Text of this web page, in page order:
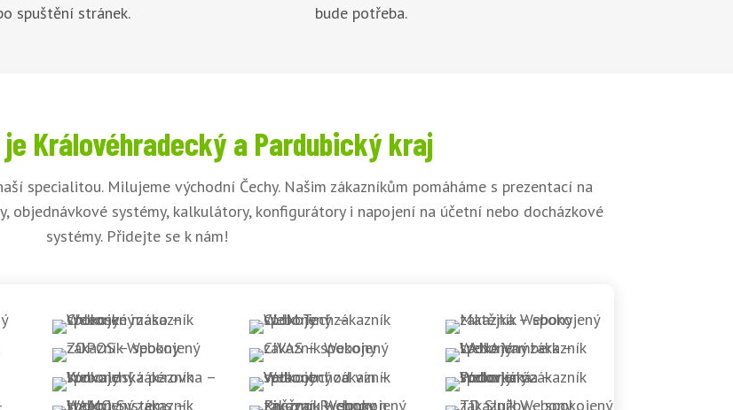
spuštění stránek.
bude potřeba.
je Královéhradecký a Pardubický kraj
specialitou. Milujeme východní Čechy. Našim zákazníkům pomáháme s prezentací na
objednávkové systémy, kalkulátory, konfigurátory i napojení na účetní nebo docházkové
systémy. Přidejte se k nám!